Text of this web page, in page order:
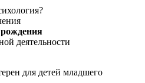
рождения
деятельности
для детей младшего